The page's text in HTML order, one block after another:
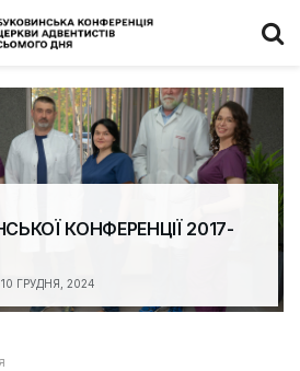
КОНФЕРЕНЦІЇ 2017-
10 ГРУДНЯ, 2024